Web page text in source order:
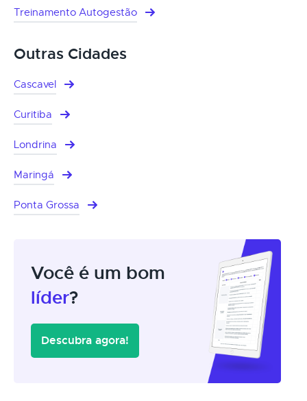
Treinamento Autogestão
Outras Cidades
Cascavel
Curitiba
Londrina
Maringá
Ponta Grossa
Você é um bom
líder?
Descubra agora!